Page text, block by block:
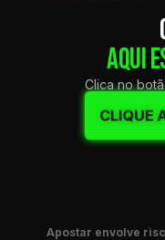
AQUI
Clica no
CLIQUE
Apostar envolve